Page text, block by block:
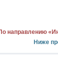
направлению
Ниже